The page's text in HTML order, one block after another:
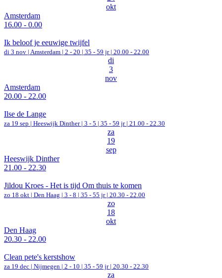
okt
Amsterdam
16.00 - 0.00
Ik beloof je eeuwige twijfel
di 3 nov | Amsterdam | 2 - 20 | 35 - 59 jr | 20.00 - 22.00
di
3
nov
Amsterdam
20.00 - 22.00
Ilse de Lange
za 19 sep | Heeswijk Dinther | 3 - 5 | 35 - 59 jr | 21.00 - 22.30
za
19
sep
Heeswijk Dinther
21.00 - 22.30
Jildou Kroes - Het is tijd Om thuis te komen
zo 18 okt | Den Haag | 3 - 8 | 35 - 55 jr | 20.30 - 22.00
zo
18
okt
Den Haag
20.30 - 22.00
Clean pete's kerstshow
za 19 dec | Nijmegen | 2 - 10 | 35 - 59 jr | 20.30 - 22.30
za